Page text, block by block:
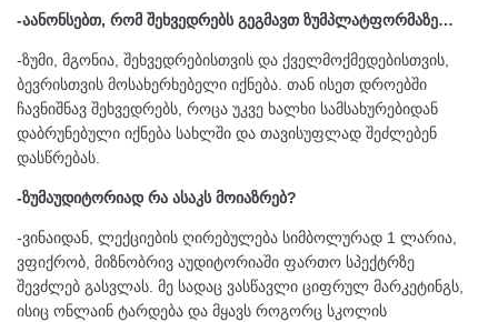
-აანონსებთ, რომ შეხვედრებს გეგმავთ ზუმპლატფორმაზე…
-ზუმი, მგონია, შეხვედრებისთვის და ქველმოქმედებისთვის,
ბევრისთვის მოსახერხებელი იქნება. თან ისეთ დროებში
ჩავნიშნავ შეხვედრებს, როცა უკვე ხალხი სამსახურებიდან
დაბრუნებული იქნება სახლში და თავისუფლად შეძლებენ
დასწრებას.
-ზუმაუდიტორიად რა ასაკს მოიაზრებ?
-ვინაიდან, ლექციების ღირებულება სიმბოლურად 1 ლარია,
ვფიქრობ, მიზნობრივ აუდიტორიაში ფართო სპექტრზე
შევძლებ გასვლას. მე სადაც ვასწავლი ციფრულ მარკეტინგს,
ისიც ონლაინ ტარდება და მყავს როგორც სკოლის